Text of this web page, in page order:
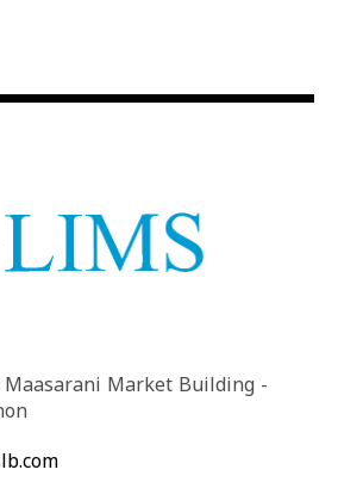
Market Building -